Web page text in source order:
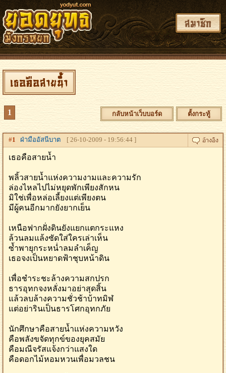
สมาชิก
เธอคือสายน้ำ
1 กลับหน้าเว็บบอร์ด ตั้งกระทู้
#1 ฝ่ามืออัสนีบาต [ 26-10-2009 - 19:56:44 ]
เธอคือสายน้ำ
พลิ้วสายน้ำแห่งความงามและความรัก
ล่องไหลไปไม่หยุดพักเพียงสักหน
มิใช่เพื่อหล่อเลี้ยงแต่เพียงตน
มีผู้คนอีกมากยังยากเย็น
เหนือฟากฝั่งดินยังแยกแตกระแหง
ล้วนลมแล้งซัดใส่ใครเล่าเห็น
ซ้ำพายุกระหน่ำลมลำเค็ญ
เธอจงเป็นหยาดฟ้าชุบหน้าดิน
เพื่อชำระชะล้างความสกปรก
ธารอุทกจงหลั่งมาอย่าสุดสิ้น
แล้วลบล้างความชั่วช้าบ้าทมิฬ
แต่อย่ารินเป็นธารโศกอุทกภัย
นักศึกษาคือสายน้ำแห่งความหวัง
คือพลังขจัดทุกข์ของยุคสมัย
คือมณีจรัสแจ้งกว่าแสงใด
คือดอกไม้หอมหวนเพื่อมวลชน